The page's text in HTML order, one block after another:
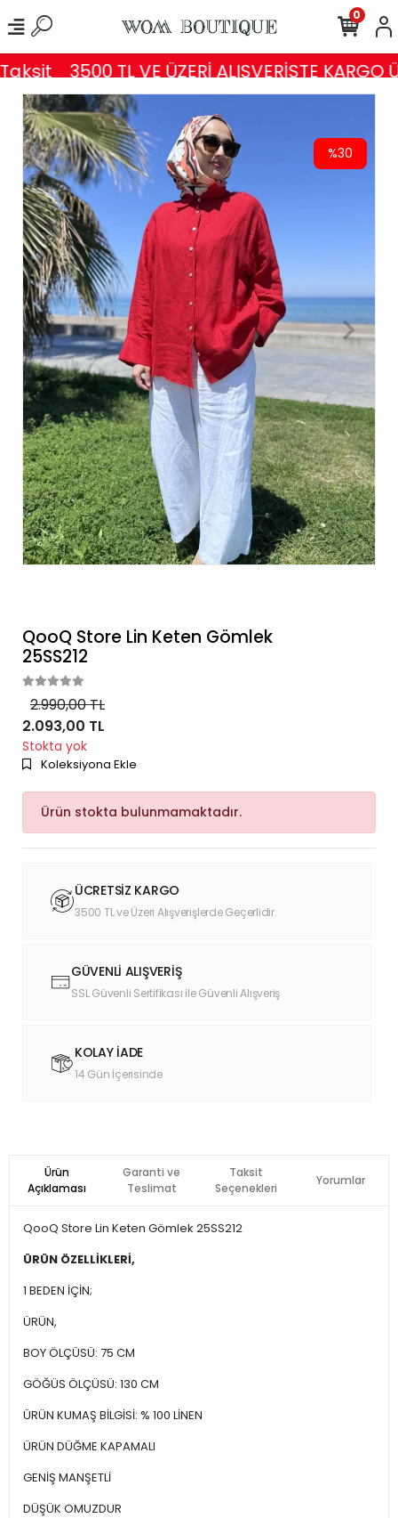
3500 TL VE ÜZERİ ALIŞVERİŞTE KARGO
0
%30
QooQ Store Lin Keten Gömlek
25SS212
2.990,00 TL
2.093,00 TL
Stokta yok
Koleksiyona Ekle
Ürün stokta bulunmamaktadır.
ÜCRETSİZ KARGO
3500 TL ve Üzeri Alışverişlerde Geçerlidir.
GÜVENLİ ALIŞVERİŞ
SSL Güvenli Sertifikası ile Güvenli Alışveriş
KOLAY İADE
14 Gün İçerisinde
Ürün
Açıklaması
Garanti ve
Teslimat
Taksit
Seçenekleri
Yorumlar
QooQ Store Lin Keten Gömlek 25SS212
ÜRÜN ÖZELLİKLERİ,
1 BEDEN İÇİN;
ÜRÜN,
BOY ÖLÇÜSÜ: 75 CM
GÖĞÜS ÖLÇÜSÜ: 130 CM
ÜRÜN KUMAŞ BİLGİSİ: % 100 LİNEN
ÜRÜN DÜĞME KAPAMALI
GENİŞ MANŞETLİ
DÜŞÜK OMUZDUR